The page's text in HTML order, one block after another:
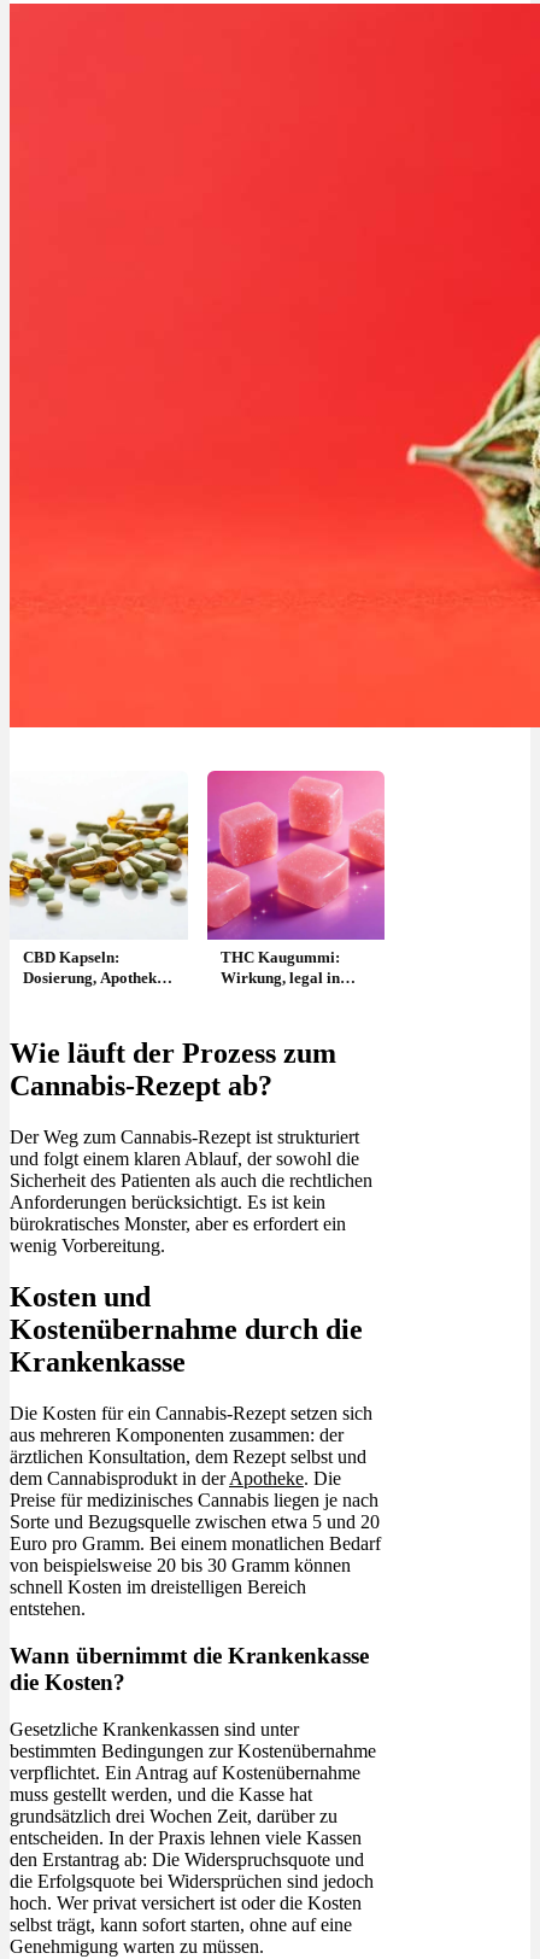
CBD Kapseln:
Dosierung, Apotheke
THC Kaugummi:
Wirkung, legal in
Wie läuft der Prozess zum
Cannabis-Rezept ab?
Der Weg zum Cannabis-Rezept ist strukturiert
und folgt einem klaren Ablauf, der sowohl die
Sicherheit des Patienten als auch die rechtlichen
Anforderungen berücksichtigt. Es ist kein
bürokratisches Monster, aber es erfordert ein
wenig Vorbereitung.
Kosten und
Kostenübernahme durch die
Krankenkasse
Die Kosten für ein Cannabis-Rezept setzen sich
aus mehreren Komponenten zusammen: der
ärztlichen Konsultation, dem Rezept selbst und
dem Cannabisprodukt in derApotheke. Die
Preise für medizinisches Cannabis liegen je nach
Sorte und Bezugsquelle zwischen etwa 5 und 20
Euro pro Gramm. Bei einem monatlichen Bedarf
von beispielsweise 20 bis 30 Gramm können
schnell Kosten im dreistelligen Bereich
entstehen.
Wann übernimmt die Krankenkasse
die Kosten?
Gesetzliche Krankenkassen sind unter
bestimmten Bedingungen zur Kostenübernahme
verpflichtet. Ein Antrag auf Kostenübernahme
muss gestellt werden, und die Kasse hat
grundsätzlich drei Wochen Zeit, darüber zu
entscheiden. In der Praxis lehnen viele Kassen
den Erstantrag ab: Die Widerspruchsquote und
die Erfolgsquote bei Widersprüchen sind jedoch
hoch. Wer privat versichert ist oder die Kosten
selbst trägt, kann sofort starten, ohne auf eine
Genehmigung warten zu müssen.